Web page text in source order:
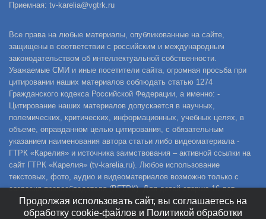
Приемная: tv-karelia@vgtrk.ru
Все права на любые материалы, опубликованные на сайте,
защищены в соответствии с российским и международным
законодательством об интеллектуальной собственности.
Уважаемые СМИ и иные посетители сайта, огромная просьба при
цитировании наших материалов соблюдать статью 1274
Гражданского кодекса Российской Федерации, а именно: -
Цитирование наших материалов допускается в научных,
полемических, критических, информационных, учебных целях, в
объеме, оправданном целью цитирования, с обязательным
указанием наименования автора статьи либо видеоматериала -
ГТРК «Карелия» и источника заимствования – активной ссылки на
сайт ГТРК «Карелия» (tv-karelia.ru). Любое использование
текстовых, фото, аудио и видеоматериалов возможно только с
согласия правообладателя (ВГТРК). Для детей старше 16 лет.
Продолжая использовать сайт, вы соглашаетесь на
обработку cookie-файлов и Политикой обработки